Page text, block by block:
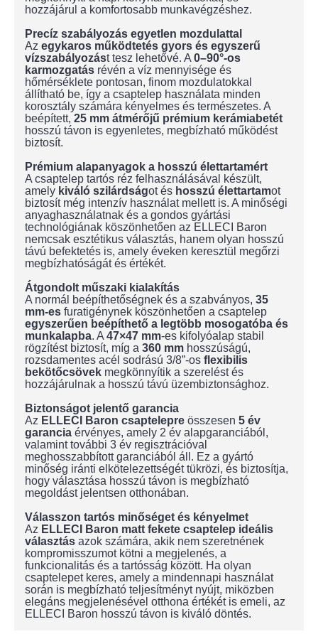
hozzájárul a komfortosabb munkavégzéshez.
Precíz szabályozás egyetlen mozdulattal
Az egykaros működtetés gyors és egyszerű
vízszabályozást tesz lehetővé. A 0–90°-os
karmozgatás révén a víz mennyisége és
hőmérséklete pontosan, finom mozdulatokkal
állítható be, így a csaptelep használata minden
korosztály számára kényelmes és természetes. A
beépített, 25 mm átmérőjű prémium kerámiabetét
hosszú távon is egyenletes, megbízható működést
biztosít.
Prémium alapanyagok a hosszú élettartamért
A csaptelep tartós réz felhasználásával készült,
amely kiváló szilárdságot és hosszú élettartamot
biztosít még intenzív használat mellett is. A minőségi
anyaghasználatnak és a gondos gyártási
technológiának köszönhetően az ELLECI Baron
nemcsak esztétikus választás, hanem olyan hosszú
távú befektetés is, amely éveken keresztül megőrzi
megbízhatóságát és értékét.
Átgondolt műszaki kialakítás
A normál beépíthetőségnek és a szabványos, 35
mm-es furatigénynek köszönhetően a csaptelep
egyszerűen beépíthető a legtöbb mosogatóba és
munkalapba. A 47×47 mm-es kifolyóalap stabil
rögzítést biztosít, míg a 360 mm hosszúságú,
rozsdamentes acél sodrású 3/8”-os flexibilis
bekötőcsövek megkönnyítik a szerelést és
hozzájárulnak a hosszú távú üzembiztonsághoz.
Biztonságot jelentő garancia
Az ELLECI Baron csaptelepre összesen 5 év
garancia érvényes, amely 2 év alapgaranciából,
valamint további 3 év regisztrációval
meghosszabbított garanciából áll. Ez a gyártó
minőség iránti elkötelezettségét tükrözi, és biztosítja,
hogy választása hosszú távon is megbízható
megoldást jelentsen otthonában.
Válasszon tartós minőséget és kényelmet
Az ELLECI Baron matt fekete csaptelep ideális
választás azok számára, akik nem szeretnének
kompromisszumot kötni a megjelenés, a
funkcionalitás és a tartósság között. Ha olyan
csaptelepet keres, amely a mindennapi használat
során is megbízható teljesítményt nyújt, miközben
elegáns megjelenésével otthona értékét is emeli, az
ELLECI Baron hosszú távon is kiváló döntés.